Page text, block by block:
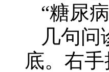
“糖尿
几句
底。右